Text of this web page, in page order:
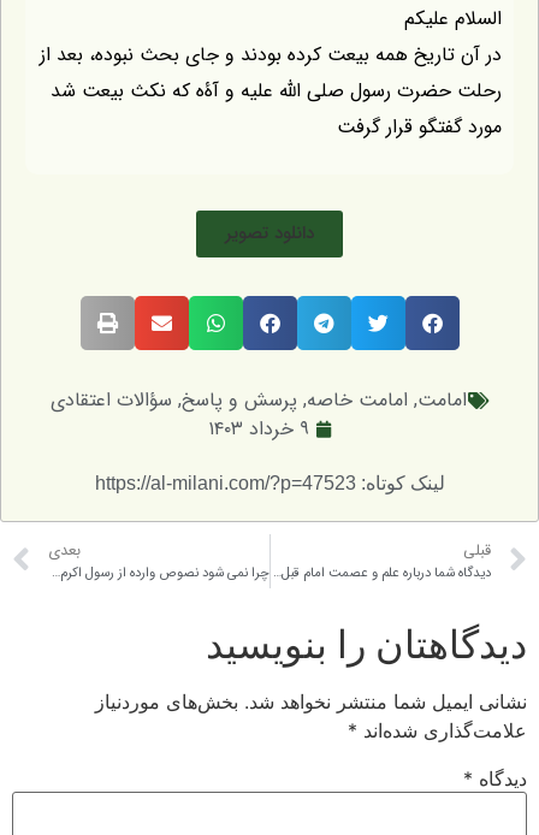
السلام علیکم
در آن تاریخ همه بیعت کرده بودند و جای بحث نبوده، بعد از
رحلت حضرت رسول صلی الله علیه و آۀه که نکث بیعت شد
مورد گفتگو قرار گرفت
دانلود تصویر
امامت, امامت خاصه, پرسش و پاسخ, سؤالات اعتقادی
۹ خرداد ۱۴۰۳
لینک کوتاه: https://al-milani.com/?p=47523
قبلی
دیدگاه شما درباره علم و عصمت امام قبل از احراز مقام امامت چیست؟
بعدی
چرا نمی شود نصوص وارده از رسول اکرم مبنی بر خلافت و ولایت امیرالمومنین را بر خلیفه چهارم بگیریم؟ و چرا اصرار بر خلافت بلافصل داریم؟
دیدگاهتان را بنویسید
نشانی ایمیل شما منتشر نخواهد شد. بخش‌های موردنیاز
علامت‌گذاری شده‌اند *
دیدگاه *